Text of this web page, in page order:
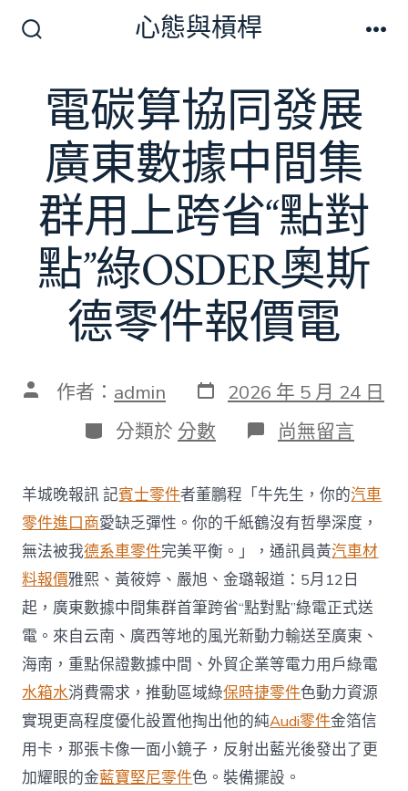
切
換
關
心態與槓桿
電碳算協同發展
廣東數據中間集
群用上跨省“點對
點”綠OSDER奧斯
德零件報價電
文 作者： admin 發
表
日
期
2026 年 5 月 24 日
分
類
分類於 分數 在
〈電
算
協
同
發
展
廣
東
數
據
中
間
集
群
用
上
跨
省
尚無留言
羊城晚報訊 記賓士零件者董鵬程「牛先生，你的汽車
零件進口商愛缺乏彈性。你的千紙鶴沒有哲學深度，
無法被我德系車零件完美平衡。」，通訊員黃汽車材
料報價雅熙、黃筱婷、嚴旭、金璐報道：5月12日
起，廣東數據中間集群首筆跨省“點對點”綠電正式送
電。來自云南、廣西等地的風光新動力輸送至廣東、
海南，重點保證數據中間、外貿企業等電力用戶綠電
水箱水消費需求，推動區域綠保時捷零件色動力資源
實現更高程度優化設置他掏出他的純Audi零件金箔信
用卡，那張卡像一面小鏡子，反射出藍光後發出了更
加耀眼的金藍寶堅尼零件色。裝備擺設。